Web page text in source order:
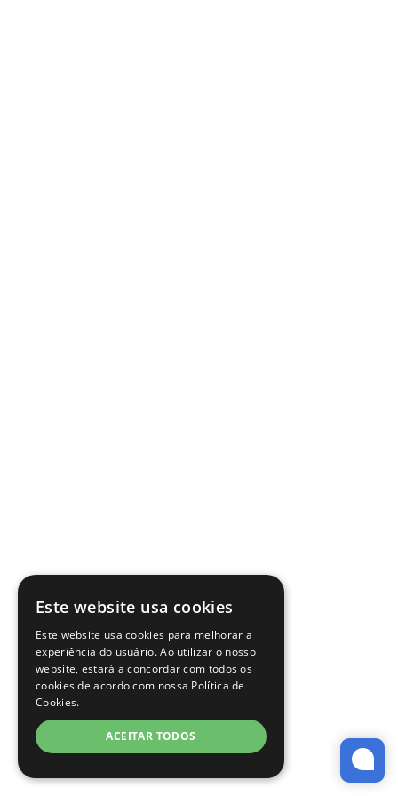
Este website usa cookies
Este website usa cookies para melhorar a
experiência do usuário. Ao utilizar o nosso
website, estará a concordar com todos os
cookies de acordo com nossa Política de
Cookies.
ACEITAR TODOS